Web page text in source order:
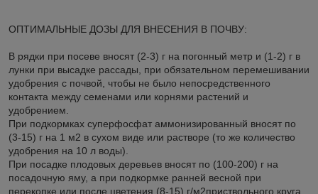
ОПТИМАЛЬНЫЕ ДОЗЫ ДЛЯ ВНЕСЕНИЯ В ПОЧВУ:
В рядки при посеве вносят (2-3) г на погонный метр и (1-2) г в
лунки при высадке рассады, при обязательном перемешивании
удобрения с почвой, чтобы не было непосредственного
контакта между семенами или корнями растений и
удобрением.
При подкормках суперфосфат аммонизированный вносят по
(3-15) г на 1 м2 в сухом виде или растворе (то же количество
удобрения на 10 л воды).
При посадке плодовых деревьев вносят по (100-200) г на
посадочную яму, а при подкормке ранней весной при
перекопке или после цветения (8-15) г/м2приствольного круга.